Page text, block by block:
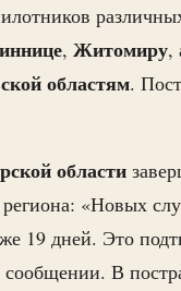
, Житомиру,
областям.
области
региона: «Новых
19 дней. Это
В